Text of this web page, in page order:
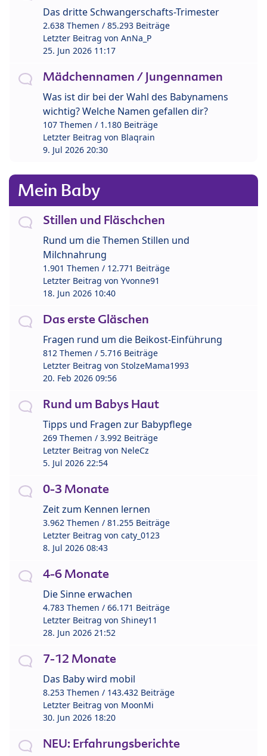
Das dritte Schwangerschafts-Trimester
2.638 Themen / 85.293 Beiträge
Letzter Beitrag von AnNa_P
25. Jun 2026 11:17
Mädchennamen / Jungennamen
Was ist dir bei der Wahl des Babynamens
wichtig? Welche Namen gefallen dir?
107 Themen / 1.180 Beiträge
Letzter Beitrag von Blaqrain
9. Jul 2026 20:30
Mein Baby
Stillen und Fläschchen
Rund um die Themen Stillen und
Milchnahrung
1.901 Themen / 12.771 Beiträge
Letzter Beitrag von Yvonne91
18. Jun 2026 10:40
Das erste Gläschen
Fragen rund um die Beikost-Einführung
812 Themen / 5.716 Beiträge
Letzter Beitrag von StolzeMama1993
20. Feb 2026 09:56
Rund um Babys Haut
Tipps und Fragen zur Babypflege
269 Themen / 3.992 Beiträge
Letzter Beitrag von NeleCz
5. Jul 2026 22:54
0-3 Monate
Zeit zum Kennen lernen
3.962 Themen / 81.255 Beiträge
Letzter Beitrag von caty_0123
8. Jul 2026 08:43
4-6 Monate
Die Sinne erwachen
4.783 Themen / 66.171 Beiträge
Letzter Beitrag von Shiney11
28. Jun 2026 21:52
7-12 Monate
Das Baby wird mobil
8.253 Themen / 143.432 Beiträge
Letzter Beitrag von MoonMi
30. Jun 2026 18:20
NEU: Erfahrungsberichte